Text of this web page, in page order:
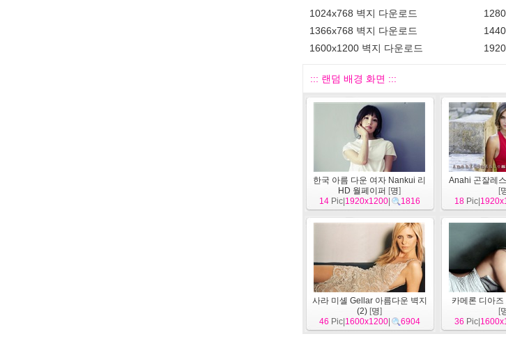
1024x768 벽지 다운로드
1366x768 벽지 다운로드
1600x1200 벽지 다운로드
::: 랜덤 배경 화면 :::
한국 아름 다운 여자 Nankui 리
HD 월페이퍼 [명]
14Pic| 1920x1200| 1816
Anahi 곤잘레
[
18Pic|
사라 미셸 Gellar 아름다운 벽지
(2) [명]
46 Pic| 1600x1200| 6904
카메론 디아즈
[
36 Pic|